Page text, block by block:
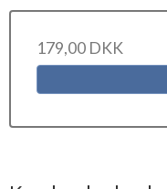
179,00 DKK